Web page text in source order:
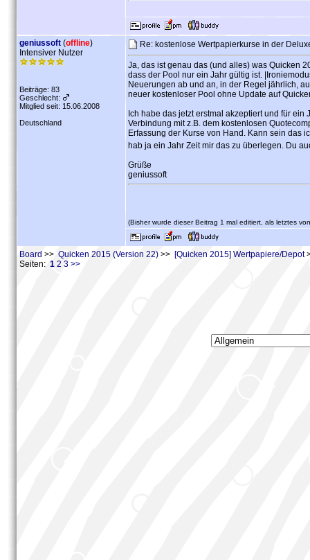
geniussoft (offline)
Intensiver Nutzer
Beiträge: 83
Geschlecht:
Mitglied seit: 15.06.2008
Deutschland
Re: kostenlose Wertpapierkurse in der
Ja, das ist genau das (und alles) was Quicken
dass der Pool nur ein Jahr gültig ist.
Neuerungen ab und an, in der Regel jährlich,
neuer kostenloser Pool ohne Update auf
Ich habe das jetzt erstmal akzeptiert und für
Verbindung mit z.B. dem kostenlosen
Erfassung der Kurse von Hand. Kann sein das
hab ja ein Jahr Zeit mir das zu überlegen. Du
Grüße
geniussoft
(Bisher wurde dieser Beitrag 1 mal editiert, als letztes
Board >> Quicken 2015 (Version 22) >> [Quicken 2015] Wertpapiere/Depot
Seiten: 1 2 3 >>